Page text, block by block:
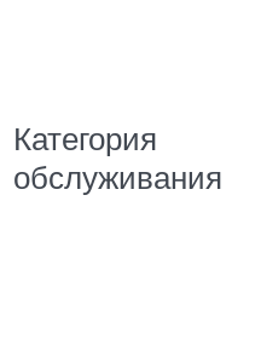
Категория
обслуживания